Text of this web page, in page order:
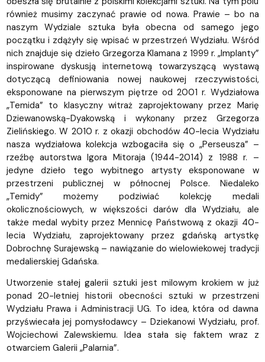
również musimy zaczynać prawie od nowa. Prawie – bo na
naszym Wydziale sztuka była obecna od samego jego
początku i zdążyły się wpisać w przestrzeń Wydziału. Wśród
nich znajduje się dzieło Grzegorza Klamana z 1999 r. „Implanty”
inspirowane dyskusją internetową towarzyszącą wystawą
dotyczącą definiowania nowej naukowej rzeczywistości,
eksponowane na pierwszym piętrze od 2001 r. Wydziałowa
„Temida” to klasyczny witraż zaprojektowany przez Marię
Dziewanowską-Dyakowską i wykonany przez Grzegorza
Zielińskiego. W 2010 r. z okazji obchodów 40-lecia Wydziału
nasza wydziałowa kolekcja wzbogaciła się o „Perseusza” –
rzeźbę autorstwa Igora Mitoraja (1944-2014) z 1988 r. –
jedyne dzieło tego wybitnego artysty eksponowane w
przestrzeni publicznej w północnej Polsce. Niedaleko
„Temidy” możemy podziwiać kolekcję medali
okolicznościowych, w większości darów dla Wydziału, ale
także medal wybity przez Mennicę Państwową z okazji 40-
lecia Wydziału, zaprojektowany przez gdańską artystkę
Dobrochnę Surajewską – nawiązanie do wielowiekowej tradycji
medalierskiej Gdańska.
Utworzenie stałej galerii sztuki jest milowym krokiem w już
ponad 20-letniej historii obecności sztuki w przestrzeni
Wydziału Prawa i Administracji UG. To idea, która od dawna
przyświecała jej pomysłodawcy – Dziekanowi Wydziału, prof.
Wojciechowi Zalewskiemu. Idea stała się faktem wraz z
otwarciem Galerii „Palarnia”.